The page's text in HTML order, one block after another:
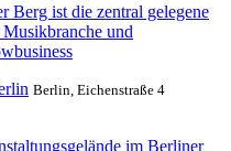
Berg ist die zentral gelegene
und
Berlin, Eichenstraße 4
im Berliner